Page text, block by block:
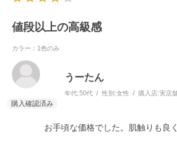
値段以上の高級感
カラー：1色のみ
うーたん
年代:50代 性別:女性 購入店:実店
お手頃な価格でした。肌触りも良